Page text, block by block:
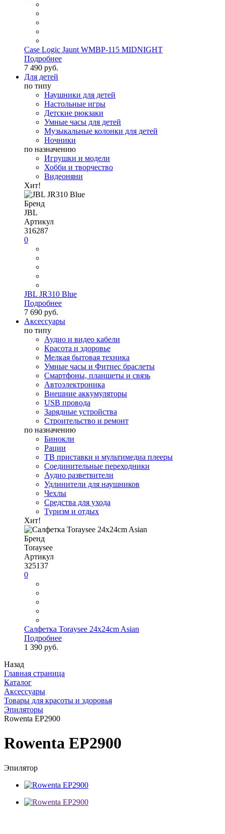
Case Logic Jaunt WMBP-115 MIDNIGHT
Подробнее
7 490 руб.
Для детей
по типу
Наушники для детей
Настольные игры
Детские рюкзаки
Умные часы для детей
Музыкальные колонки для детей
Ночники
по назначению
Игрушки и модели
Хобби и творчество
Видеоняни
Хит!
Бренд
JBL
Артикул
316287
0
JBL JR310 Blue
Подробнее
7 690 руб.
Аксессуары
по типу
Аудио и видео кабели
Красота и здоровье
Мелкая бытовая техника
Умные часы и Фитнес браслеты
Смартфоны, планшеты и связь
Автоэлектроника
Внешние аккумуляторы
USB провода
Зарядные устройства
Строительство и ремонт
по назначению
Бинокли
Рации
ТВ приставки и мультимедиа плееры
Соединительные переходники
Аудио разветвители
Удлинители для наушников
Чехлы
Средства для ухода
Туризм и отдых
Хит!
Бренд
Toraysee
Артикул
325137
0
Салфетка Toraysee 24x24cm Asian
Подробнее
1 390 руб.
Назад
Главная страница
Каталог
Аксессуары
Товары для красоты и здоровья
Эпиляторы
Rowenta EP2900
Rowenta EP2900
Эпилятор